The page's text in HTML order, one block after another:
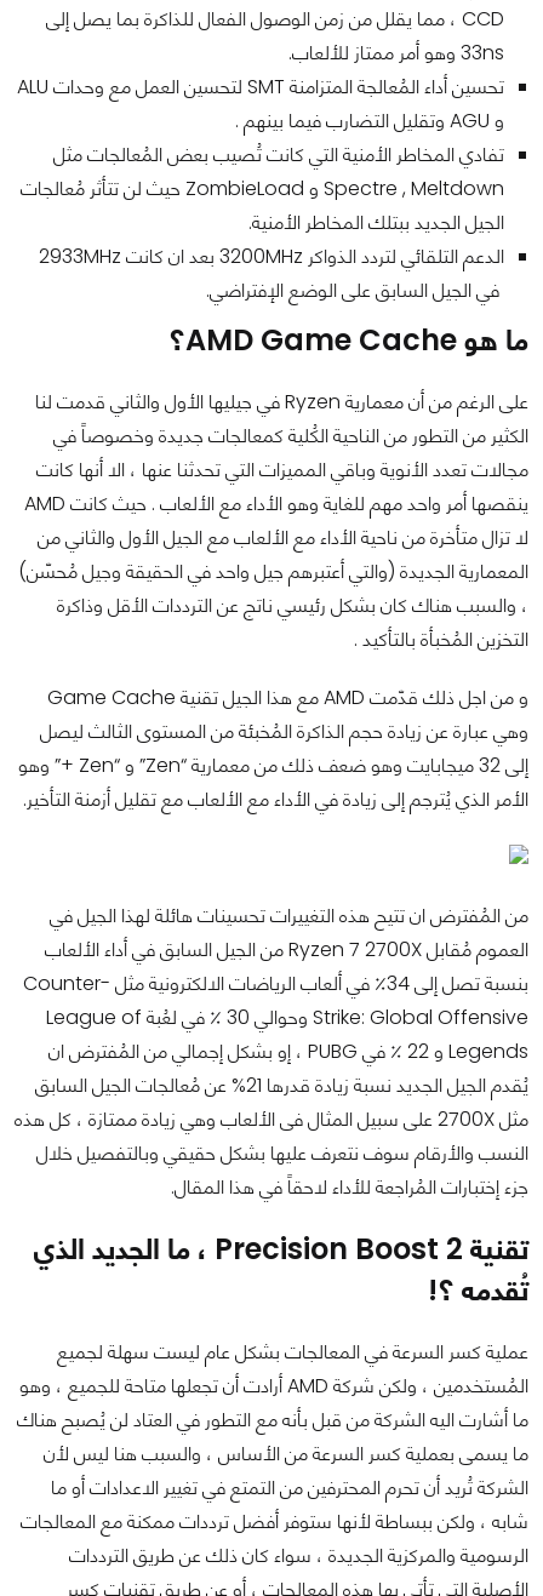
CCD ، مما يقلل من زمن الوصول الفعال للذاكرة بما يصل إلى
33ns وهو أمر ممتاز للألعاب.
تحسين أداء المُعالجة المتزامنة SMT لتحسين العمل مع وحدات ALU
و AGU وتقليل التضارب فيما بينهم .
تفادي المخاطر الأمنية التي كانت تُصيب بعض المُعالجات مثل
Spectre , Meltdown و ZombieLoad حيث لن تتأثر مُعالجات
الجيل الجديد ببتلك المخاطر الأمنية.
الدعم التلقائي لتردد الذواكر 3200MHz بعد ان كانت 2933MHz
في الجيل السابق على الوضع الإفتراضي.
ما هوAMD Game Cache؟
على الرغم من أن معمارية Ryzen في جيليها الأول والثاني قدمت لنا
الكثير من التطور من الناحية الكُلية كمعالجات جديدة وخصوصاً في
مجالات تعدد الأنوية وباقي المميزات التي تحدثنا عنها ، الا أنها كانت
ينقصها أمر واحد مهم للغاية وهو الأداء مع الألعاب . حيث كانت AMD
لا تزال متأخرة من ناحية الأداء مع الألعاب مع الجيل الأول والثاني من
المعمارية الجديدة (والتي أعتبرهم جيل واحد في الحقيقة وجيل مُحسّن)
، والسبب هناك كان بشكل رئيسي ناتج عن الترددات الأقل وذاكرة
التخزين المُخبأة بالتأكيد .
و من اجل ذلك قدّمت AMD مع هذا الجيل تقنية Game Cache
وهي عبارة عن زيادة حجم الذاكرة المُخبئة من المستوى الثالث ليصل
إلى 32 ميجابايت وهو ضعف ذلك من معمارية “Zen” و “Zen +” وهو
الأمر الذي يُترجم إلى زيادة في الأداء مع الألعاب مع تقليل أزمنة التأخير.
من المُفترض ان تتيح هذه التغييرات تحسينات هائلة لهذا الجيل في
العموم مُقابل Ryzen 7 2700X من الجيل السابق في أداء الألعاب
بنسبة تصل إلى 34٪ في ألعاب الرياضات الالكترونية مثل Counter-
Strike: Global Offensive وحوالي 30 ٪ في لعُبة League of
Legends و 22 ٪ في PUBG ، إو بشكل إجمالي من المُفترض ان
يُقدم الجيل الجديد نسبة زيادة قدرها 21% عن مُعالجات الجيل السابق
مثل 2700X على سبيل المثال فى الألعاب وهي زيادة ممتازة ، كل هذه
النسب والأرقام سوف نتعرف عليها بشكل حقيقي وبالتفصيل خلال
جزء إختبارات المُراجعة للأداء لاحقاً في هذا المقال.
تقنية Precision Boost 2 ، ما الجديد الذي
تُقدمه ؟!
عملية كسر السرعة في المعالجات بشكل عام ليست سهلة لجميع
المُستخدمين ، ولكن شركة AMD أرادت أن تجعلها متاحة للجميع ، وهو
ما أشارت اليه الشركة من قبل بأنه مع التطور في العتاد لن يُصبح هناك
ما يسمى بعملية كسر السرعة من الأساس ، والسبب هنا ليس لأن
الشركة تُريد أن تحرم المحترفين من التمتع في تغيير الاعدادات أو ما
شابه ، ولكن ببساطة لأنها ستوفر أفضل ترددات ممكنة مع المعالجات
الرسومية والمركزية الجديدة ، سواء كان ذلك عن طريق الترددات
الأصلية التي تأتي بها هذه المعالجات ، أو عن طريق تقنيات كسر